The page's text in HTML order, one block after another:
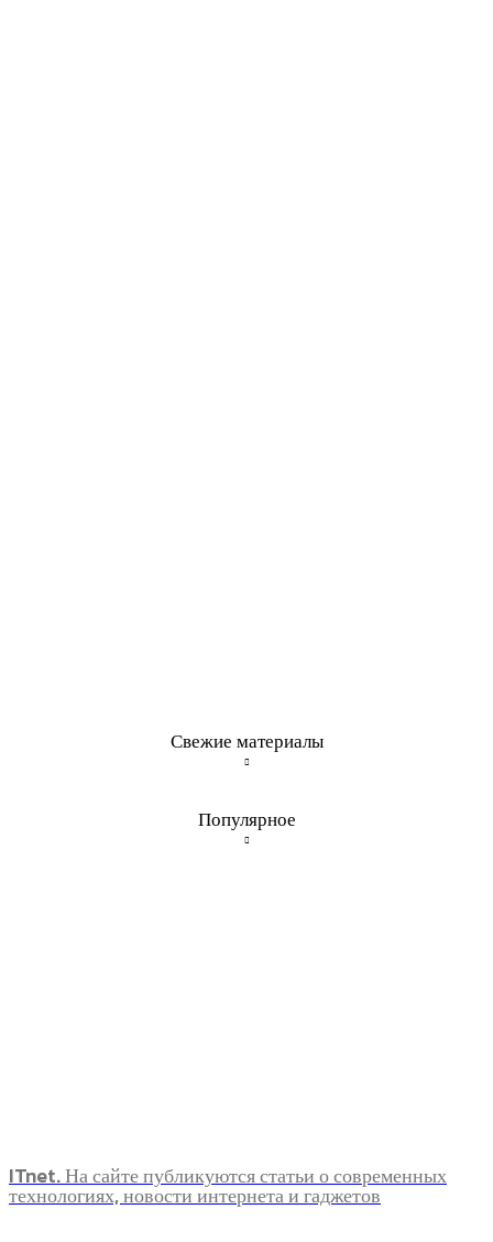
Свежие материалы
Популярное
ITnet. На сайте публикуются статьи о современных
технологиях, новости интернета и гаджетов